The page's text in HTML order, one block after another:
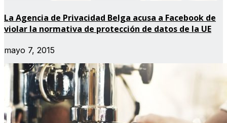
La Agencia de Privacidad Belga acusa a Facebook de
violar la normativa de protección de datos de la UE
mayo 7, 2015